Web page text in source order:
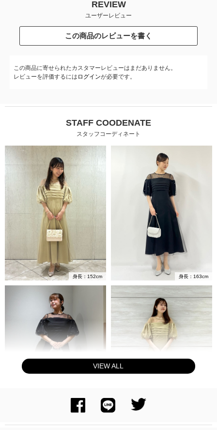
REVIEW
ユーザーレビュー
この商品のレビューを書く
この商品に寄せられたカスタマーレビューはまだありません。
レビューを評価するには ログインが必要です。
STAFF COODENATE
スタッフコーディネート
身長：152cm 身長：163cm
VIEW ALL